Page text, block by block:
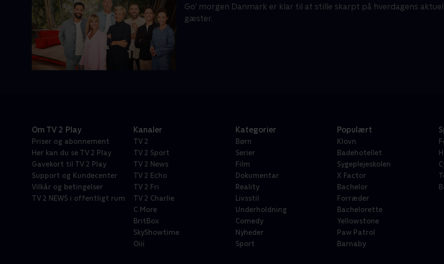
Go' morgen Danmark er klar til at stille skarpt på hverdagens
gæster.
Om TV 2 Play
Priser og abonnement
Her kan du se TV 2 Play
Gavekort til TV 2 Play
Support og Kundecenter
Vilkår og betingelser
TV 2 NEWS i offentligt rum
Kanaler
TV 2
TV 2 Sport
TV 2 News
TV 2 Echo
TV 2 Fri
TV 2 Charlie
C More
BritBox
SkyShowtime
Oiii
Kategorier
Børn
Serier
Film
Dokumentar
Reality
Livsstil
Underholdning
Comedy
Nyheder
Sport
Populært
Klovn
Badehotellet
Sygeplejeskolen
X Factor
Bachelor
Forræder
Bachelorette
Yellowstone
Paw Patrol
Barnaby